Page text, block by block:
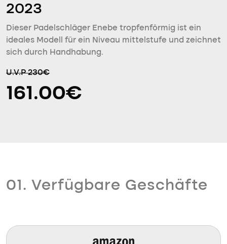
2023
Dieser Padelschläger Enebe tropfenförmig ist ein
ideales Modell für ein Niveau mittelstufe und zeichnet
sich durch Handhabung.
U.V.P 230€
161.00€
01. Verfügbare Geschäfte